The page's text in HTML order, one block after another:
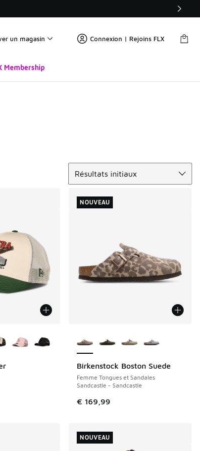
un magasin Connexion | Rejoins FLX
Membership
Résultats initiaux
Birkenstock Boston Suede
Femme Tongues et Sandales
Sandcastle - Sandcastle
€ 169,99
NOUVEAU
NOUVEAU
NOUVEAU